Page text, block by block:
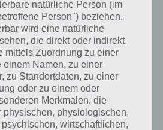
natürliche Person (im
Person") beziehen.
wird eine natürliche
die direkt oder indirekt,
mittels Zuordnung zu einer
einem Namen, zu einer
zu Standortdaten, zu einer
oder zu einem oder
Merkmalen, die
physischen, physiologischen,
wirtschaftlichen,